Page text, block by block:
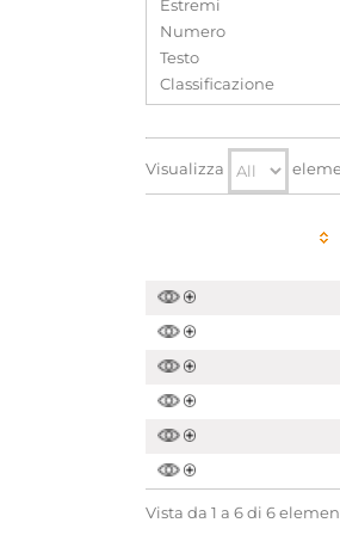
Estremi
Numero
Testo
Classificazione
Visualizza
Vista da 1 a 6 di 6